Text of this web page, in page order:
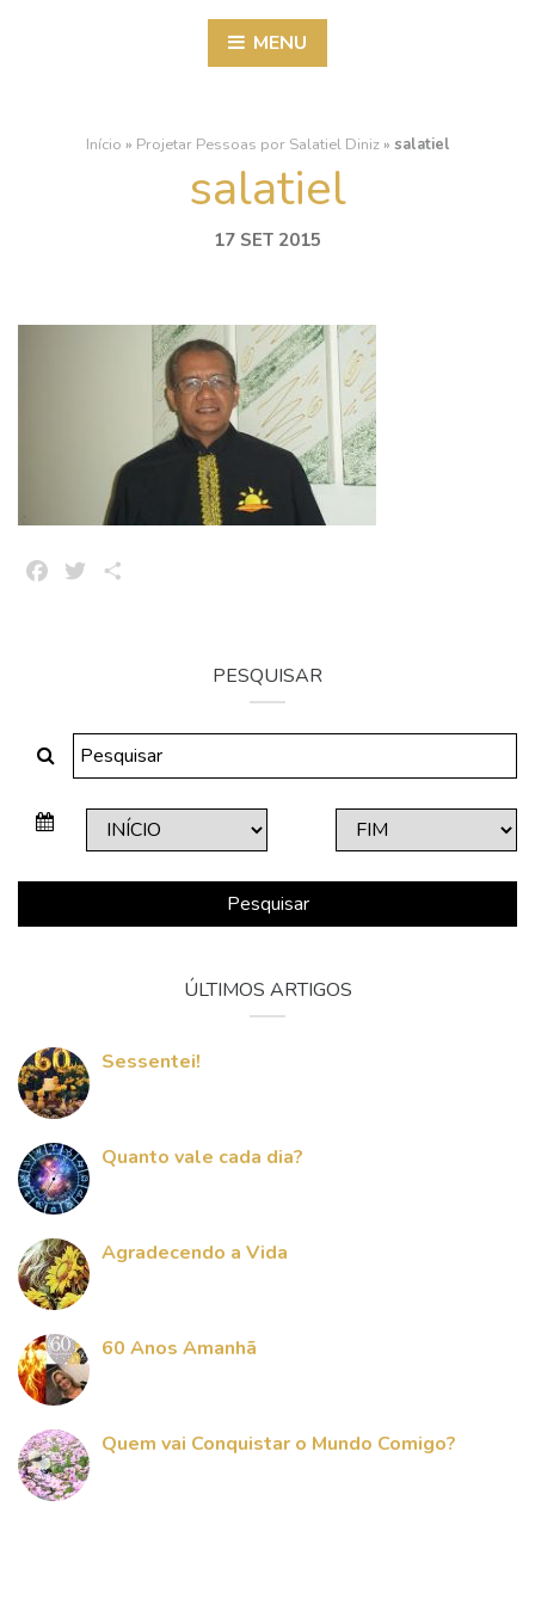
MENU
Início » Projetar Pessoas por Salatiel Diniz» salatiel
salatiel
17 SET 2015
FacebookTwitter
PESQUISAR
Pesquisar
ÚLTIMOS ARTIGOS
Sessentei!
Quanto vale cada dia?
Agradecendo a Vida
60 Anos Amanhã
Quem vai Conquistar o Mundo Comigo?